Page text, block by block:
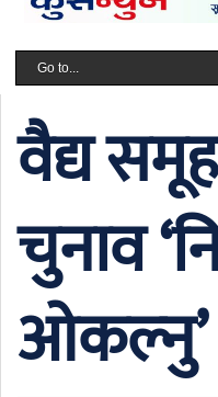
वैद्य
चुनाव
ओकल्नु’